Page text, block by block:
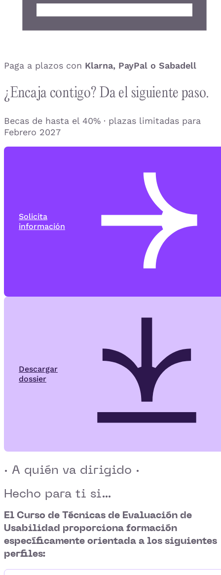
Paga a plazos con Klarna, PayPal o Sabadell
¿Encaja contigo? Da el siguiente paso.
Becas de hasta el 40% · plazas limitadas para
Febrero 2027
Solicita
información
Descargar
dossier
· A quién va dirigido ·
Hecho para ti si...
ElCurso de Técnicas de Evaluación de
Usabilidad proporciona formación
específicamente orientada a los siguientes
perfiles: